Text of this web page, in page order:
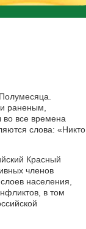
раненым,
все времена
слова: «Никто
Красный
членов
населения,
в том